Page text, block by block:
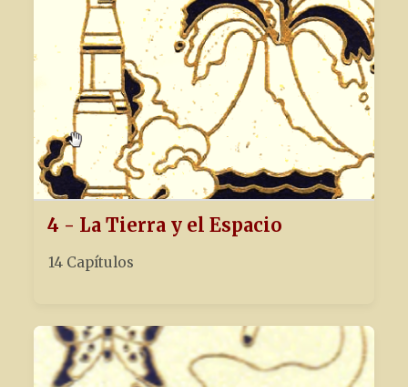
4 - La Tierra y el Espacio
14 Capítulos